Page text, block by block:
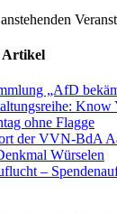
Artikel
„AfD
ohne Flagge
der VVN-BdA
Würselen
–